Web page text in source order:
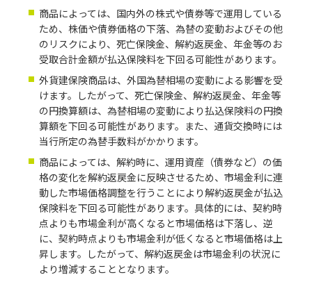
商品によっては、国内外の株式や債券等で運用している
ため、株価や債券価格の下落、為替の変動およびその他
のリスクにより、死亡保険金、解約返戻金、年金等のお
受取合計金額が払込保険料を下回る可能性があります。
外貨建保険商品は、外国為替相場の変動による影響を受
けます。したがって、死亡保険金、解約返戻金、年金等
の円換算額は、為替相場の変動により払込保険料の円換
算額を下回る可能性があります。また、通貨交換時には
当行所定の為替手数料がかかります。
商品によっては、解約時に、運用資産（債券など）の価
格の変化を解約返戻金に反映させるため、市場金利に連
動した市場価格調整を行うことにより解約返戻金が払込
保険料を下回る可能性があります。具体的には、契約時
点よりも市場金利が高くなると市場価格は下落し、逆
に、契約時点よりも市場金利が低くなると市場価格は上
昇します。したがって、解約返戻金は市場金利の状況に
より増減することとなります。